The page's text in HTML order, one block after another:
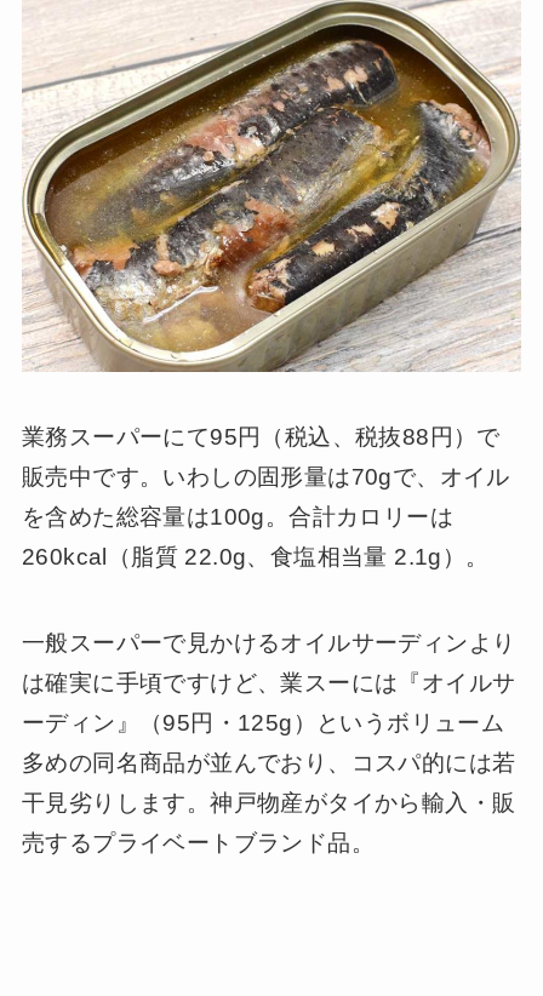
業務スーパーにて95円（税込、税抜88円）で
販売中です。いわしの固形量は70gで、オイル
を含めた総容量は100g。合計カロリーは
260kcal（脂質 22.0g、食塩相当量 2.1g）。
一般スーパーで見かけるオイルサーディンより
は確実に手頃ですけど、業スーには『オイルサ
ーディン』（95円・125g）というボリューム
多めの同名商品が並んでおり、コスパ的には若
干見劣りします。神戸物産がタイから輸入・販
売するプライベートブランド品。